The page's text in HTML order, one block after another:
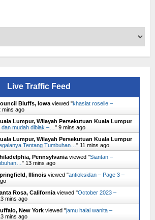
Live Traffic Feed
Bluffs, Iowa viewed "khasiat roselle –
mins ago
Lumpur, Wilayah Persekutuan Kuala Lumpur
mudah dibiak –… " 9 mins ago
Lumpur, Wilayah Persekutuan Kuala Lumpur
Tentang Tumbuhan… " 11 mins ago
Pennsylvania viewed "Siantan –
" 13 mins ago
Illinois viewed "antioksidan – Page 3 –
Rosa, California viewed "October 2023 –
mins ago
New York viewed "jamu halal wanita –
mins ago